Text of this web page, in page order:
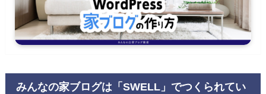
みんなの家ブログは「SWELL」でつくられてい